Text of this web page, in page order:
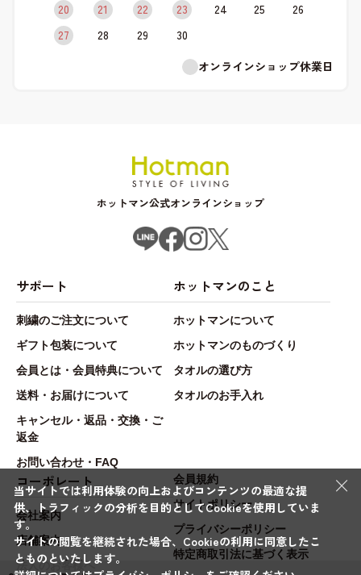
20
21 22 23 24 25
26
27
28 29
30
オンラインショップ休業日
ホットマン公式オンラインショップ
サポート
刺繍のご注文について
ギフト包装について
会員とは・会員特典について
送料・お届けについて
キャンセル・返品・交換・ご
返金
お問い合わせ・FAQ
ホットマンのこと
ホットマンについて
ホットマンのものづくり
タオルの選び方
タオルのお手入れ
コーポレート
会社案内
店舗案内
法人のお客様へ
会員規約
サイトポリシー
プライバシーポリシー
特定商取引法に基づく表示
×
当サイトでは利用体験の向上およびコンテンツの最適な提
供、トラフィックの分析を目的としてCookieを使用していま
す。
サイトの閲覧を継続された場合、Cookieの利用に同意したこ
とものといたします。